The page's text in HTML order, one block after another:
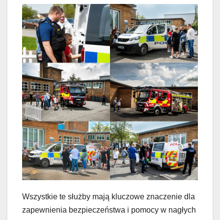
Wszystkie te służby mają kluczowe znaczenie dla
zapewnienia bezpieczeństwa i pomocy w nagłych